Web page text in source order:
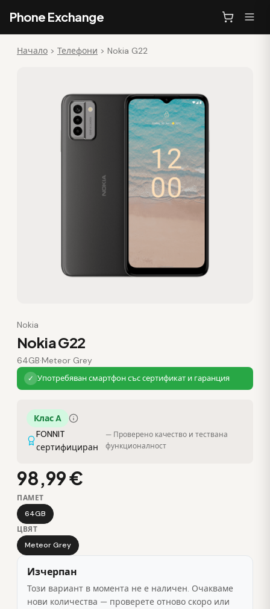
Phone Exchange
Начало > Телефони > Nokia G22
Nokia
Nokia G22
64GB·Meteor Grey
✓ Употребяван смартфон със сертификат и гаранция
Клас A
FONNIT
сертифициран
— Проверено качество и тествана
функционалност
98,99 €
ПАМЕТ
64GB
ЦВЯТ
Meteor Grey
Изчерпан
Този вариант в момента не е наличен. Очакваме
нови количества — проверете отново скоро или